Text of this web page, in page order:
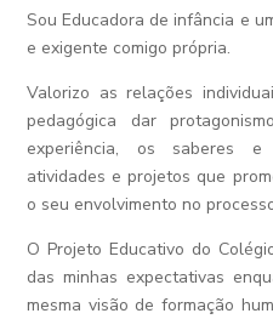
Sou Educadora de infância e
e exigente comigo própria.
Valorizo as relações
pedagógica dar
experiência, os saberes e
atividades e projetos que
o seu envolvimento no
O Projeto Educativo do
das minhas expectativas
mesma visão de formação